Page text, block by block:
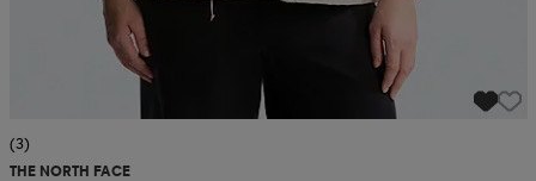
(3)
THE NORTH FACE